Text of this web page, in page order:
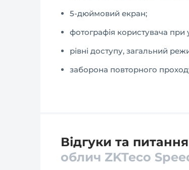
5-дюймовий екран;
фотографія користувача при
рівні доступу, загальний
заборона повторного
Відгуки та питання
облич ZKTeco